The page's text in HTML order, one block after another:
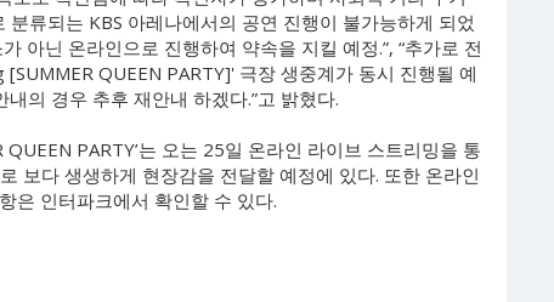
류되는 KBS 아레나에서의 공연 진행이 불가능하게 되었
아닌 온라인으로 진행하여 약속을 지킬 예정.”, “추가로 전
QUEEN PARTY]' 극장 생중계가 동시 진행될 예
내의 경우 추후 재안내 하겠다.”고 밝혔다.
PARTY’는 오는 25일 온라인 라이브 스트리밍을 통
보다 생생하게 현장감을 전달할 예정에 있다. 또한 온라인
은 인터파크에서 확인할 수 있다.